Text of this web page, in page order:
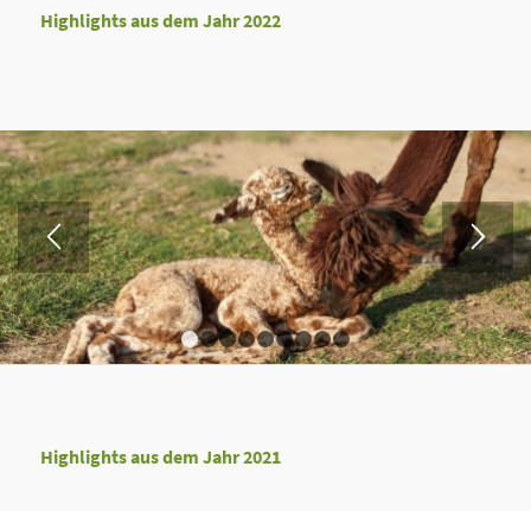
Highlights aus dem Jahr 2022
1 2 3 4 5 6 7 8 9
Highlights aus dem Jahr 2021